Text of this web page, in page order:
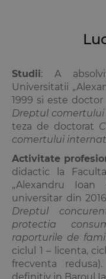
Studii: A
Universitatii
1999 si este
Dreptul
teza de doctorat
comertului
Activitate
didactic la
„Alexandru Ioan
universitar din
Dreptul
protectia
raporturile de
ciclul 1 – licenta,
frecventa